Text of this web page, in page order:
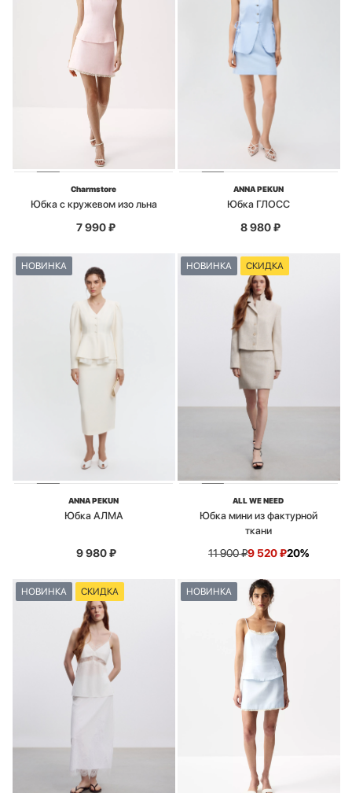
Charmstore
Юбка с кружевом изо льна
7 990₽
ANNA PEKUN
Юбка ГЛОСС
8 980₽
НОВИНКА
ANNA PEKUN
Юбка АЛМА
9 980₽
НОВИНКА СКИДКА
ALL WE NEED
Юбка мини из фактурной
ткани
11 900₽9 520₽20%
НОВИНКА СКИДКА НОВИНКА